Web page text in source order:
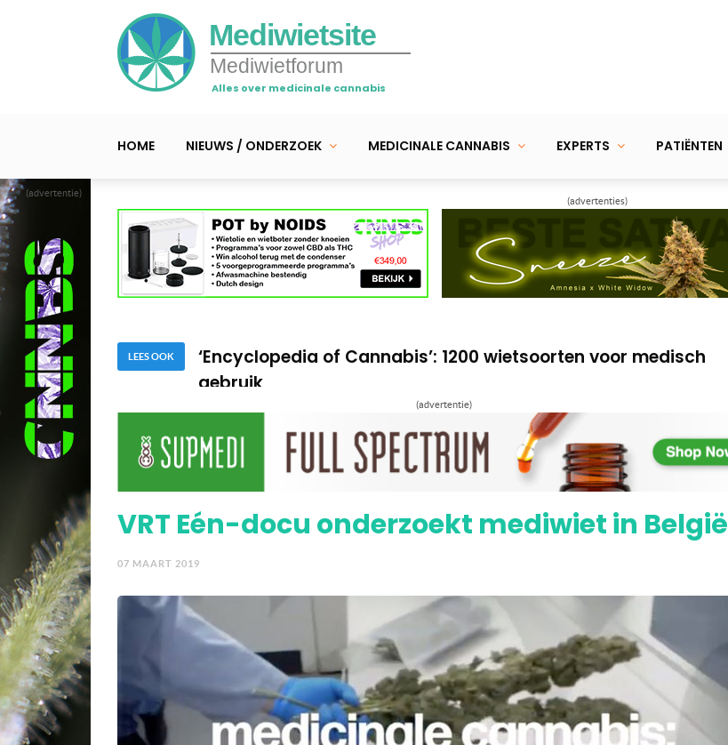
(advertentie)
Mediwietsite
Mediwietforum
Alles over medicinale cannabis
HOME NIEUWS / ONDERZOEK MEDICINALE CANNABIS EXPERTS PATIËNTEN
(advertenties)
LEES OOK
België zet volgende stap richting legale medicinale wiet
Mogelijk verbod op verkoop van CBD-producten
gebruik
België zet volgende stap richting legale medicinale wiet
Mogelijk verbod op verkoop van CBD-producten
(advertentie)
VRT Eén-docu onderzoekt mediwiet in België
07 MAART 2019